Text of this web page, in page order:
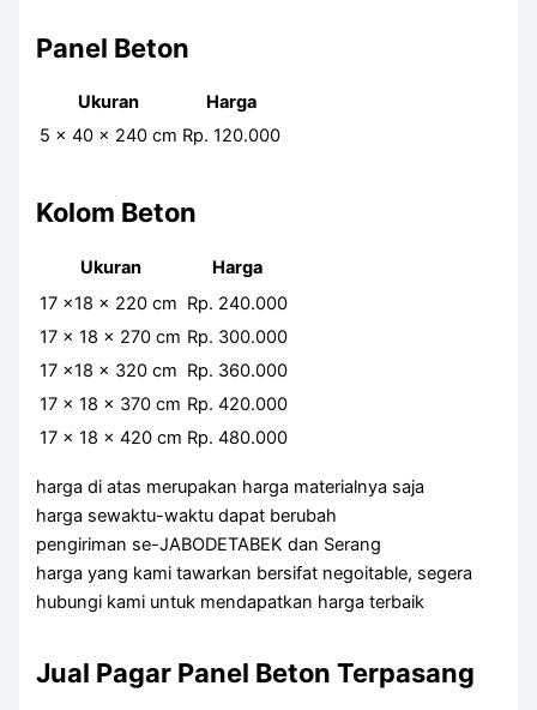
Panel Beton
Ukuran
Harga
5 x 40 x 240 cm Rp. 120.000
Kolom Beton
Ukuran
Harga
17 x18 x 220 cm Rp. 240.000
17 x 18 x 270 cm Rp. 300.000
17 x18 x 320 cm Rp. 360.000
17 x 18 x 370 cm Rp. 420.000
17 x 18 x 420 cm Rp. 480.000
harga di atas merupakan harga materialnya saja
harga sewaktu-waktu dapat berubah
pengiriman se-JABODETABEK dan Serang
harga yang kami tawarkan bersifat negoitable, segera
hubungi kami untuk mendapatkan harga terbaik
Jual Pagar Panel Beton Terpasang